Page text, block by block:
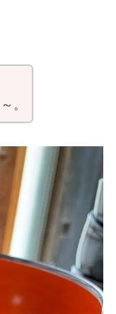
。